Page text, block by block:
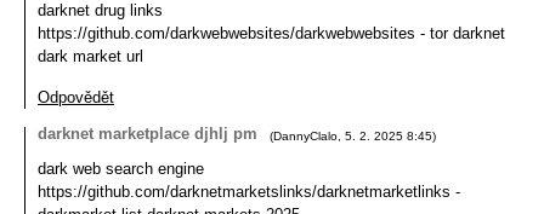
darknet drug links
https://github.com/darkwebwebsites/darkwebwebsites - tor darknet
dark market url
Odpovědět
darknet marketplace djhlj pm
(DannyClalo 5. 2. 2025 8:45)
dark web search engine
https://github.com/darknetmarketslinks/darknetmarketlinks -